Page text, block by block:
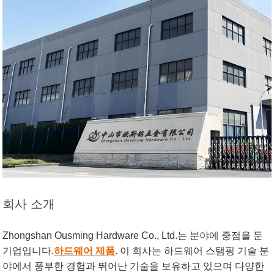
회사 소개
Zhongshan Ousming Hardware Co., Ltd.는 분야에 중점을 둔
기업입니다.하드웨어 제품. 이 회사는 하드웨어 스탬핑 기술 분
야에서 풍부한 경험과 뛰어난 기술을 보유하고 있으며 다양한